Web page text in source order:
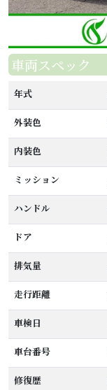
車両スペック
年式
外装色
内装色
ミッション
ハンドル
ドア
排気量
走行距離
車検日
車台番号
修復歴